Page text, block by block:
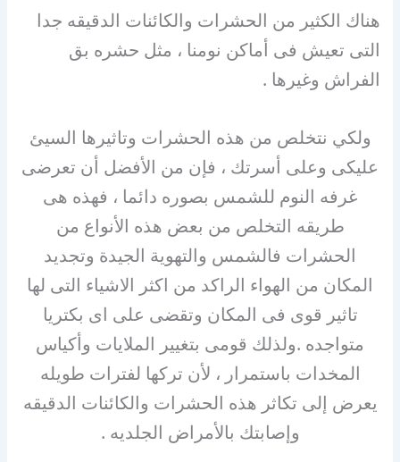
هناك الكثير من الحشرات والكائنات الدقيقه جدا
التى تعيش فى أماكن نومنا ، مثل حشره بق
الفراش وغيرها .
ولكي نتخلص من هذه الحشرات وتاثيرها السيئ
عليكى وعلى أسرتك ، فإن من الأفضل أن تعرضى
غرفه النوم للشمس بصوره دائما ، فهذه هى
طريقه التخلص من بعض هذه الأنواع من
الحشرات فالشمس والتهوية الجيدة وتجديد
المكان من الهواء الراكد من اكثر الاشياء التى لها
تاثير قوى فى المكان وتقضى على اى بكتريا
متواجده .ولذلك قومى بتغيير الملايات وأكياس
المخدات باستمرار ، لأن تركها لفترات طويله
يعرض إلى تكاثر هذه الحشرات والكائنات الدقيقه
وإصابتك بالأمراض الجلديه .